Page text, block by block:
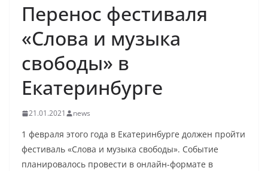
Перенос фестиваля
«Слова и музыка
свободы» в
Екатеринбурге
21.01.2021 news
1 февраля этого года в Екатеринбурге должен пройти
фестиваль «Слова и музыка свободы». Событие
планировалось провести в онлайн-формате в